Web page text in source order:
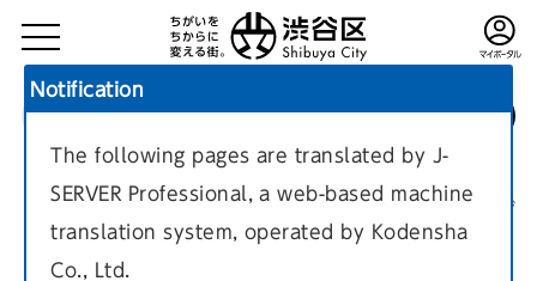
しぶや区ニュース令和8年（2026年）7月1日号
現在のページ
Notification
The following pages are translated by J-
SERVER Professional, a web-based machine
translation system, operated by Kodensha
Co., Ltd.